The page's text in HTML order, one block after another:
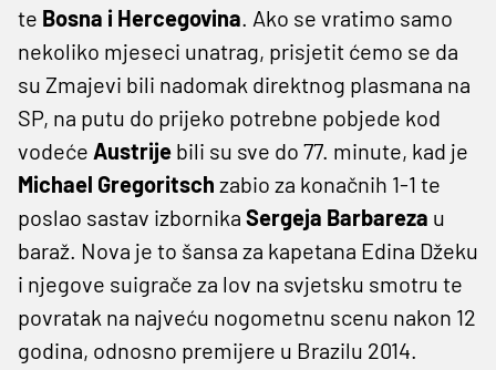
te Bosna i Hercegovina. Ako se vratimo samo
nekoliko mjeseci unatrag, prisjetit ćemo se da
su Zmajevi bili nadomak direktnog plasmana na
SP, na putu do prijeko potrebne pobjede kod
vodeće Austrije bili su sve do 77. minute, kad je
Michael Gregoritsch zabio za konačnih 1-1 te
poslao sastav izbornika Sergeja Barbareza u
baraž. Nova je to šansa za kapetana Edina Džeku
i njegove suigrače za lov na svjetsku smotru te
povratak na najveću nogometnu scenu nakon 12
godina, odnosno premijere u Brazilu 2014.